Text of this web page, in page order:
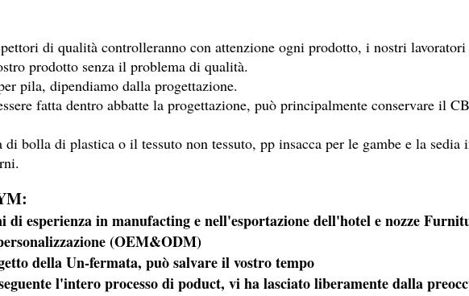
di qualità controlleranno con attenzione ogni prodotto, i nostri
prodotto senza il problema di qualità.
pila, dipendiamo dalla progettazione.
fatta dentro abbatte la progettazione, può principalmente conservare il
bolla di plastica o il tessuto non tessuto, pp insacca per le gambe e la
di esperienza in manufacting e nell'esportazione dell'hotel e nozze
(OEM&ODM)
della Un-fermata, può salvare il vostro tempo
l'intero processo di poduct, vi ha lasciato liberamente dalla